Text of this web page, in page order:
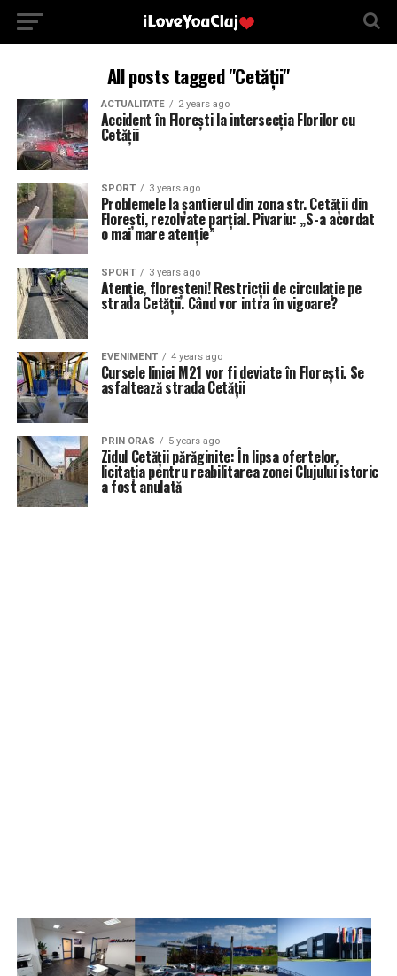
All posts tagged "Cetății"
ACTUALITATE 2 years ago
Accident în Florești la intersecția Florilor cu
Cetății
SPORT 3 years ago
Problemele la șantierul din zona str. Cetății din
Florești, rezolvate parțial. Pivariu: „S-a acordat
o mai mare atenție”
SPORT 3 years ago
Atenție, floreșteni! Restricții de circulație pe
strada Cetății. Când vor intra în vigoare?
EVENIMENT 4 years ago
Cursele liniei M21 vor fi deviate în Florești. Se
asfaltează strada Cetății
PRIN ORAS 5 years ago
Zidul Cetății părăginite: În lipsa ofertelor,
licitația pentru reabilitarea zonei Clujului istoric
a fost anulată